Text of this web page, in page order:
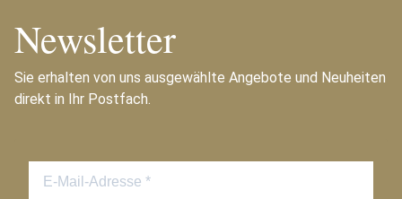
Newsletter
Sie erhalten von uns ausgewählte Angebote und Neuheiten
direkt in Ihr Postfach.